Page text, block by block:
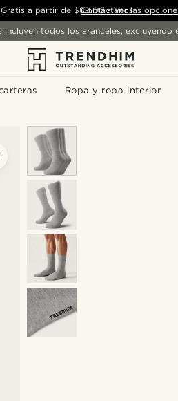
Ropa y ropa interior
Gratis a partir de $89.00 - Ver las
Contáctanos
todos los aranceles, excluyendo